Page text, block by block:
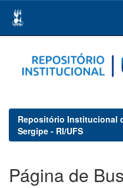
navigation
Repositório Institucional
Sergipe - RI/UFS
Página de